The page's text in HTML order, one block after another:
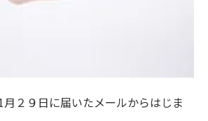
２９日に届いたメールからはじま